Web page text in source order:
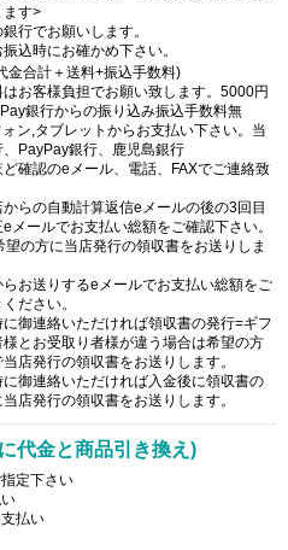
ます>
行でお願いします。
込時にお確かめ下さい。
金合計＋送料+振込手数料)
お客様負担でお願い致します。5000円
銀行からの振り込み振込手数料無
ン,タブレットからお支払い下さい。当
PayPay銀行、鹿児島銀行
ど確認のeメール、電話、FAXでご連絡致
らの自動計算返信eメールの後の3回目
メールでお支払い総額をご確認下さい。
望の方に当店発行の領収書をお送りしま
お送りするeメールでお支払い総額をご
ださい。
御連絡いただければ領収書の発行=ギフ
様とお受取り者様が違う場合は希望の方
店発行の領収書をお送りします。
御連絡いただければ入金後に領収書の
店発行の領収書をお送りします。
代金と商品引き換え)
定下さい
払い